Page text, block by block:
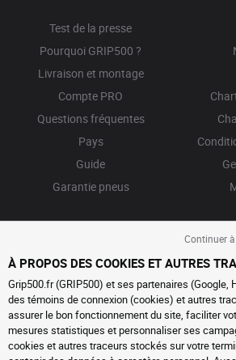
Test de la presse
Pourquoi GRIP500 ?
Livraison et montage
Compte PRO
Questions fréquentes
Pays
Guide
Garantie pneus
Continuer
À PROPOS DES COOKIES ET AUTRES
Grip500.fr (GRIP500) et ses partenaires
des témoins de connexion (cookies) et autres
assurer le bon fonctionnement du site, faciliter
mesures statistiques et personnaliser ses
cookies et autres traceurs stockés sur votre